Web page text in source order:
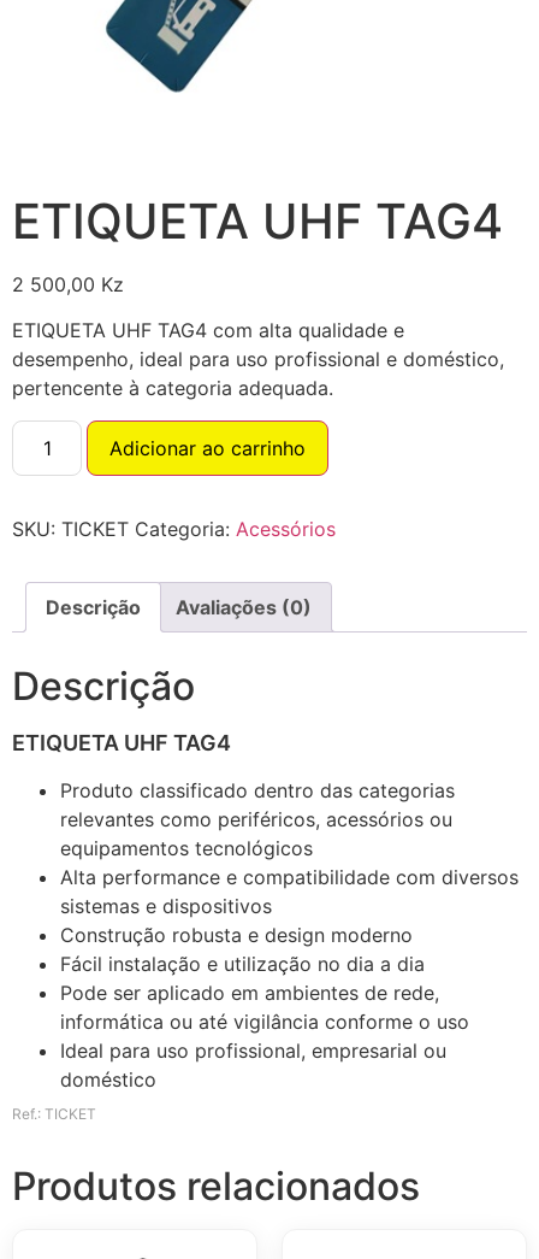
ETIQUETA UHF TAG4
2 500,00 Kz
ETIQUETA UHF TAG4 com alta qualidade e
desempenho, ideal para uso profissional e doméstico,
pertencente à categoria adequada.
Adicionar ao carrinho
SKU: TICKET Categoria: Acessórios
Descrição Avaliações (0)
Descrição
ETIQUETA UHF TAG4
Produto classificado dentro das categorias
relevantes como periféricos, acessórios ou
equipamentos tecnológicos
Alta performance e compatibilidade com diversos
sistemas e dispositivos
Construção robusta e design moderno
Fácil instalação e utilização no dia a dia
Pode ser aplicado em ambientes de rede,
informática ou até vigilância conforme o uso
Ideal para uso profissional, empresarial ou
doméstico
Ref.: TICKET
Produtos relacionados